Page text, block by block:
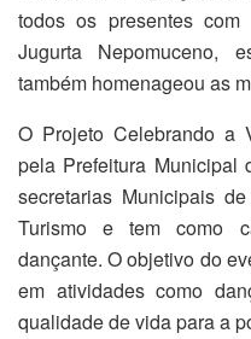
todos os presentes com
Jugurta Nepomuceno,
também homenageou as
O Projeto Celebrando a
pela Prefeitura Municipal
secretarias Municipais
Turismo e tem como
dançante. O objetivo do
em atividades como
qualidade de vida para a